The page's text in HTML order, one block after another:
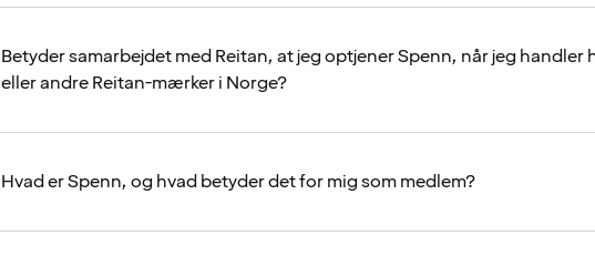
Betyder samarbejdet med Reitan, at jeg optjener Spenn, når jeg handler
eller andre Reitan-mærker i Norge?
Hvad er Spenn, og hvad betyder det for mig som medlem?